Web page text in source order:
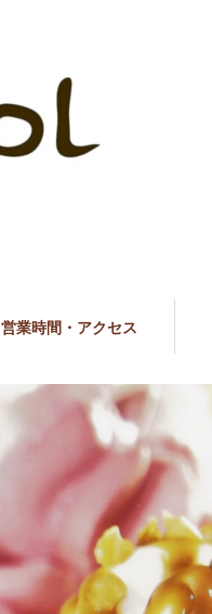
営業時間・アクセス